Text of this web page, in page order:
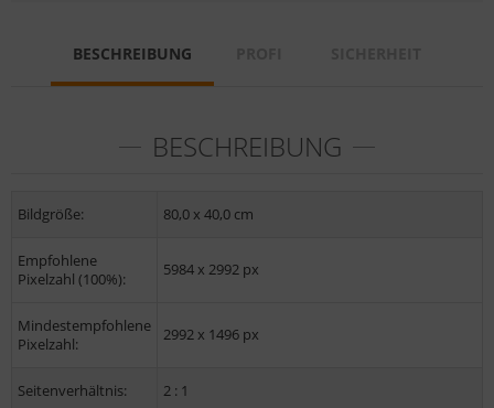
BESCHREIBUNG
BESCHREIBUNG
Bildgröße: 80,0 x 40,0 cm
Empfohlene
Pixelzahl (100%):
5984 x 2992 px
Mindestempfohlene
Pixelzahl:
2992 x 1496 px
Seitenverhältnis: 2 : 1